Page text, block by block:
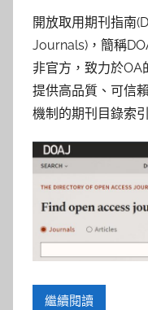
書
館
參
考
服
務
部
開放取用期刊指南
Journals)，簡稱
非官方，致力於OA
提供高品質、可信
機制的期刊目錄索
繼續閱讀